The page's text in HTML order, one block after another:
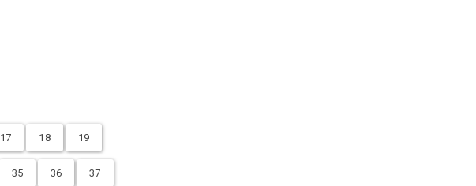
17 18 19
35 36 37